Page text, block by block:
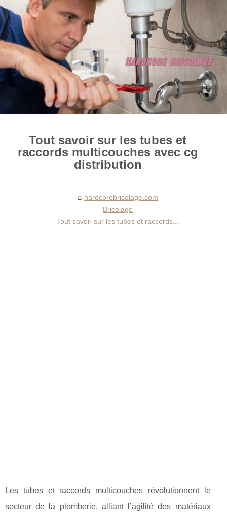
Tout savoir sur les tubes et
raccords multicouches avec cg
distribution
hardcorebricolage.com
Bricolage
Tout savoir sur les tubes et raccords...
Les tubes et raccords multicouches révolutionnent le
secteur de la plomberie, alliant l’agilité des matériaux